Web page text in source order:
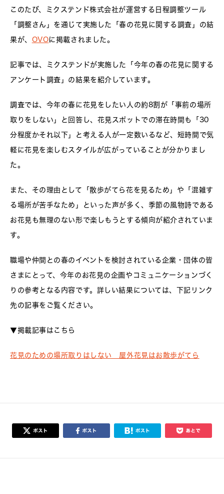
このたび、ミクステンド株式会社が運営する日程調整ツール
「調整さん」を通じて実施した「春の花見に関する調査」の結
果が、 OVOに掲載されました。
記事では、ミクステンドが実施した「今年の春の花見に関する
アンケート調査」の結果を紹介しています。
調査では、今年の春に花見をしたい人の約8割が「事前の場所
取りをしない」と回答し、花見スポットでの滞在時間も「30
分程度かそれ以下」と考える人が一定数いるなど、短時間で気
軽に花見を楽しむスタイルが広がっていることが分かりまし
た。
また、その理由として「散歩がてら花を見るため」や「混雑す
る場所が苦手なため」といった声が多く、季節の風物詩である
お花見も無理のない形で楽しもうとする傾向が紹介されていま
す。
職場や仲間との春のイベントを検討されている企業・団体の皆
さまにとって、今年のお花見の企画やコミュニケーションづく
りの参考となる内容です。詳しい結果については、下記リンク
先の記事をご覧ください。
▼掲載記事はこちら
花見のための場所取りはしない 屋外花見はお散歩がてら